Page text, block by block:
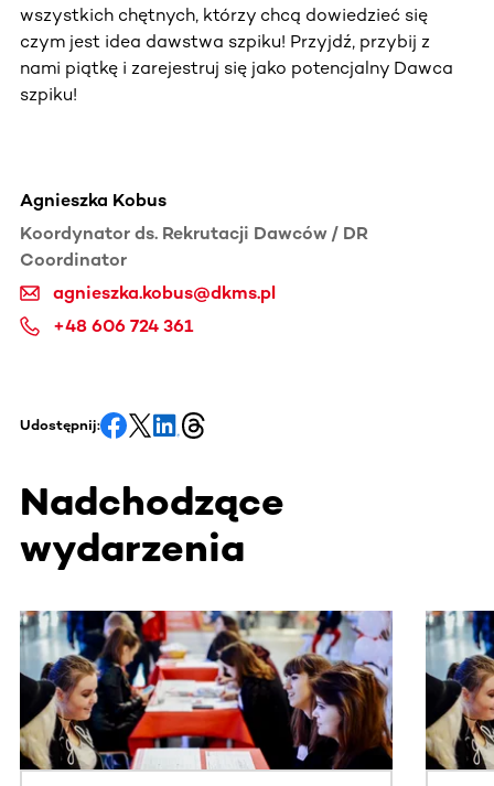
wszystkich chętnych, którzy chcą dowiedzieć się
czym jest idea dawstwa szpiku! Przyjdź, przybij z
nami piątkę i zarejestruj się jako potencjalny Dawca
szpiku!
Agnieszka Kobus
Koordynator ds. Rekrutacji Dawców / DR
Coordinator
agnieszka.kobus@dkms.pl
+48 606 724 361
Udostępnij:
Nadchodzące
wydarzenia
Ta sekcja zawiera treści przewijane w poziomie. Użyj